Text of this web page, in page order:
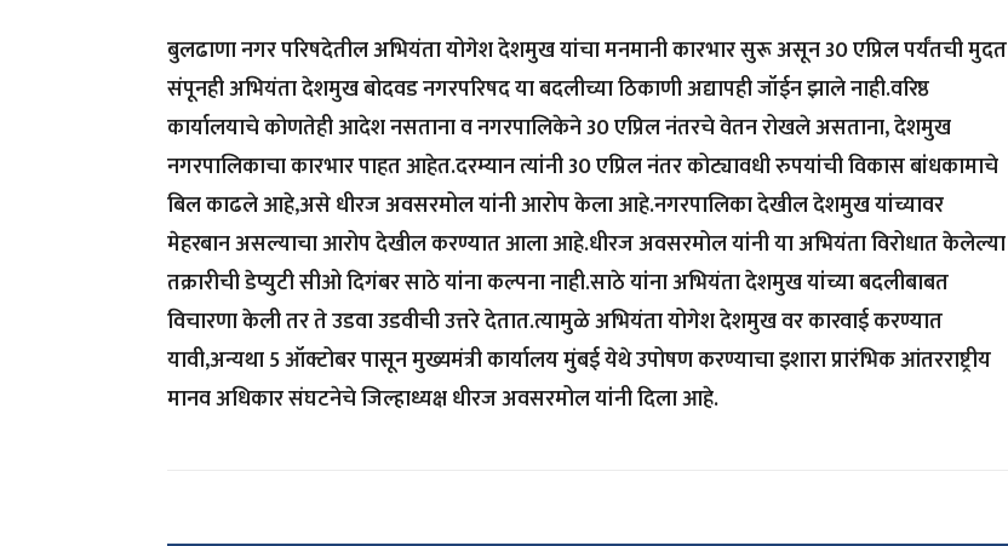
बुलढाणा नगर परिषदेतील अभियंता योगेश देशमुख यांचा मनमानी कारभार सुरू असून 30 एप्रिल पर्यंतची मुदत
संपूनही अभियंता देशमुख बोदवड नगरपरिषद या बदलीच्या ठिकाणी अद्यापही जॉईन झाले नाही.वरिष्ठ
कार्यालयाचे कोणतेही आदेश नसताना व नगरपालिकेने 30 एप्रिल नंतरचे वेतन रोखले असताना, देशमुख
नगरपालिकाचा कारभार पाहत आहेत.दरम्यान त्यांनी 30 एप्रिल नंतर कोट्यावधी रुपयांची विकास बांधकामाचे
बिल काढले आहे,असे धीरज अवसरमोल यांनी आरोप केला आहे.नगरपालिका देखील देशमुख यांच्यावर
मेहरबान असल्याचा आरोप देखील करण्यात आला आहे.धीरज अवसरमोल यांनी या अभियंता विरोधात केलेल्या
तक्रारीची डेप्युटी सीओ दिगंबर साठे यांना कल्पना नाही.साठे यांना अभियंता देशमुख यांच्या बदलीबाबत
विचारणा केली तर ते उडवा उडवीची उत्तरे देतात.त्यामुळे अभियंता योगेश देशमुख वर कारवाई करण्यात
यावी,अन्यथा 5 ऑक्टोबर पासून मुख्यमंत्री कार्यालय मुंबई येथे उपोषण करण्याचा इशारा प्रारंभिक आंतरराष्ट्रीय
मानव अधिकार संघटनेचे जिल्हाध्यक्ष धीरज अवसरमोल यांनी दिला आहे.